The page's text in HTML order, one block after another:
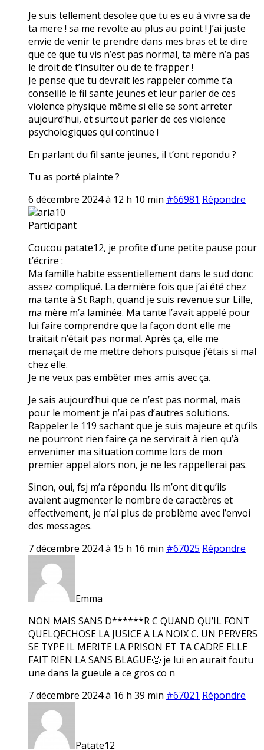
Je suis tellement desolee que tu es eu à vivre sa de
ta mere ! sa me revolte au plus au point ! J’ai juste
envie de venir te prendre dans mes bras et te dire
que ce que tu vis n’est pas normal, ta mère n’a pas
le droit de t’insulter ou de te frapper !
Je pense que tu devrait les rappeler comme t’a
conseillé le fil sante jeunes et leur parler de ces
violence physique même si elle se sont arreter
aujourd’hui, et surtout parler de ces violence
psychologiques qui continue !
En parlant du fil sante jeunes, il t’ont repondu ?
Tu as porté plainte ?
6 décembre 2024 à 12 h 10 min #66981 Répondre
aria10
Participant
Coucou patate12, je profite d’une petite pause pour
t’écrire :
Ma famille habite essentiellement dans le sud donc
assez compliqué. La dernière fois que j’ai été chez
ma tante à St Raph, quand je suis revenue sur Lille,
ma mère m’a laminée. Ma tante l’avait appelé pour
lui faire comprendre que la façon dont elle me
traitait n’était pas normal. Après ça, elle me
menaçait de me mettre dehors puisque j’étais si mal
chez elle.
Je ne veux pas embêter mes amis avec ça.
Je sais aujourd’hui que ce n’est pas normal, mais
pour le moment je n’ai pas d’autres solutions.
Rappeler le 119 sachant que je suis majeure et qu’ils
ne pourront rien faire ça ne servirait à rien qu’à
envenimer ma situation comme lors de mon
premier appel alors non, je ne les rappellerai pas.
Sinon, oui, fsj m’a répondu. Ils m’ont dit qu’ils
avaient augmenter le nombre de caractères et
effectivement, je n’ai plus de problème avec l’envoi
des messages.
7 décembre 2024 à 15 h 16 min #67025 Répondre
Emma
NON MAIS SANS D******R C QUAND QU’IL FONT
QUELQECHOSE LA JUSICE A LA NOIX C. UN PERVERS
SE TYPE IL MERITE LA PRISON ET TA CADRE ELLE
FAIT RIEN LA SANS BLAGUE😤 je lui en aurait foutu
une dans la gueule a ce gros co n
7 décembre 2024 à 16 h 39 min #67021 Répondre
Patate12